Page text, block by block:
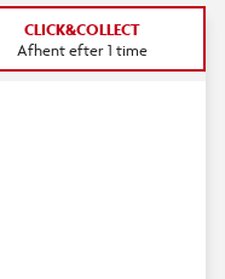
CLICK&COLLECT
Afhent efter 1 time